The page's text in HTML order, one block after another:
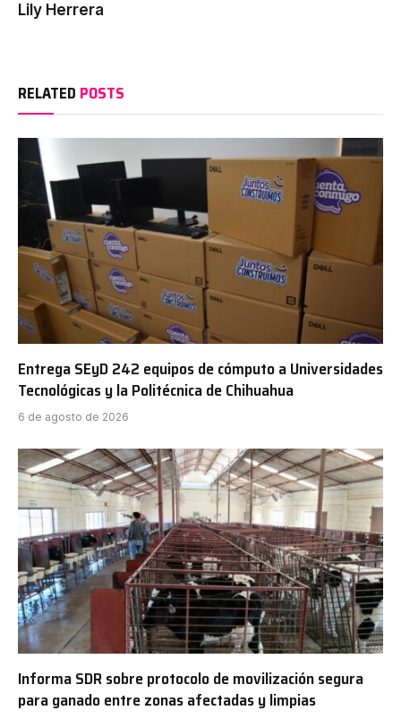
Lily Herrera
RELATED POSTS
Entrega SEyD 242 equipos de cómputo a Universidades
Tecnológicas y la Politécnica de Chihuahua
6 de agosto de 2026
Informa SDR sobre protocolo de movilización segura
para ganado entre zonas afectadas y limpias